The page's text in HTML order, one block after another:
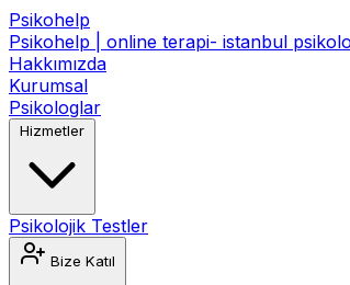
Psikohelp
Psikohelp | online terapi- istanbul
Hakkımızda
Kurumsal
Psikologlar
Hizmetler
Psikolojik Testler
Bize Katıl